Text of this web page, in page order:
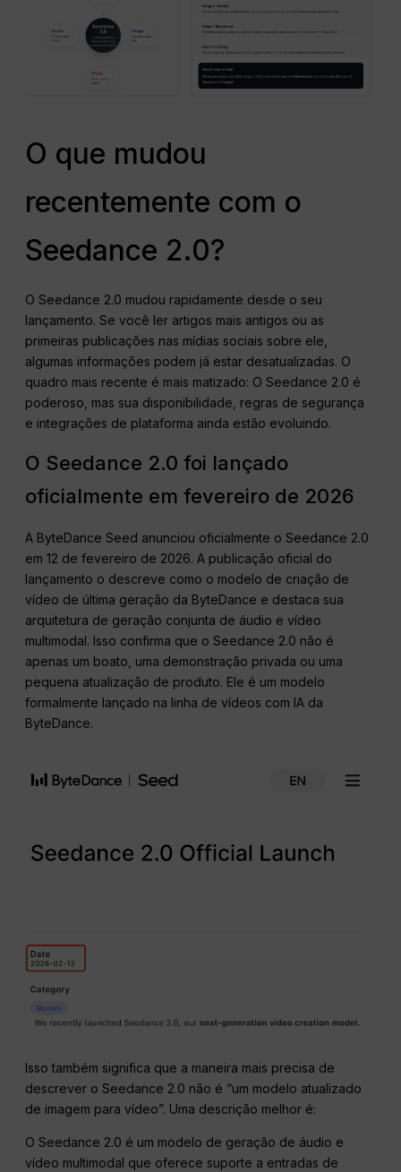
O que mudou
recentemente com o
Seedance 2.0?
O Seedance 2.0 mudou rapidamente desde o seu
lançamento. Se você ler artigos mais antigos ou as
primeiras publicações nas mídias sociais sobre ele,
algumas informações podem já estar desatualizadas. O
quadro mais recente é mais matizado: O Seedance 2.0 é
poderoso, mas sua disponibilidade, regras de segurança
e integrações de plataforma ainda estão evoluindo.
O Seedance 2.0 foi lançado
oficialmente em fevereiro de 2026
A ByteDance Seed anunciou oficialmente o Seedance 2.0
em 12 de fevereiro de 2026. A publicação oficial do
lançamento o descreve como o modelo de criação de
vídeo de última geração da ByteDance e destaca sua
arquitetura de geração conjunta de áudio e vídeo
multimodal. Isso confirma que o Seedance 2.0 não é
apenas um boato, uma demonstração privada ou uma
pequena atualização de produto. Ele é um modelo
formalmente lançado na linha de vídeos com IA da
ByteDance.
Isso também significa que a maneira mais precisa de
descrever o Seedance 2.0 não é “um modelo atualizado
de imagem para vídeo”. Uma descrição melhor é:
O Seedance 2.0 é um modelo de geração de áudio e
vídeo multimodal que oferece suporte a entradas de